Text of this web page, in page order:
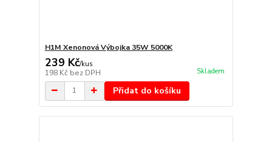
H1M Xenonová Výbojka 35W 5000K
239 Kč/kus
198 Kč bez DPH Skladem
Přidat do košíku